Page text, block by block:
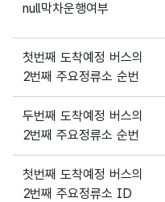
null막차운행여부
첫번째 도착예정 버스의
2번째 주요정류소 순번
두번째 도착예정 버스의
2번째 주요정류소 순번
첫번째 도착예정 버스의
2번째 주요정류소 ID